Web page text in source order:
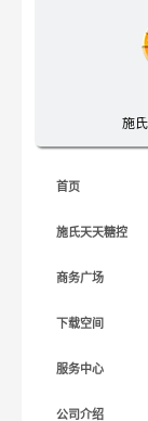
施
首页
施氏天天糖控
商务广场
下载空间
服务中心
公司介绍